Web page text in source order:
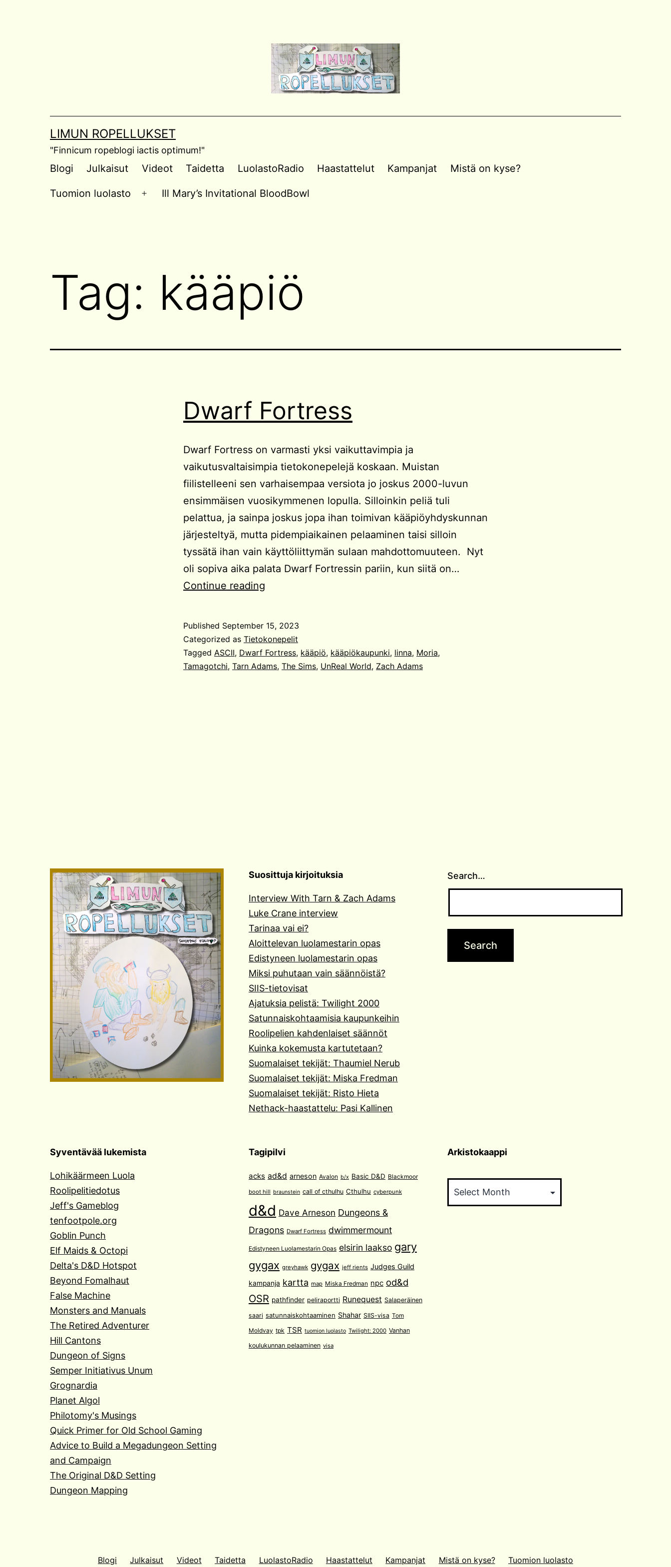
LIMUN ROPELLUKSET
"Finnicum ropeblogi iactis optimum!"
Blogi Julkaisut Videot Taidetta LuolastoRadio Haastattelut Kampanjat Mistä on kyse?
Tuomion luolasto
Open
Ill Mary’s Invitational BloodBowl
Tag: kääpiö
Dwarf Fortress
Dwarf Fortress on varmasti yksi vaikuttavimpia ja
vaikutusvaltaisimpia tietokonepelejä koskaan. Muistan
fiilistelleeni sen varhaisempaa versiota jo joskus 2000-luvun
ensimmäisen vuosikymmenen lopulla. Silloinkin peliä tuli
pelattua, ja sainpa joskus jopa ihan toimivan kääpiöyhdyskunnan
järjesteltyä, mutta pidempiaikainen pelaaminen taisi silloin
tyssätä ihan vain käyttöliittymän sulaan mahdottomuuteen. Nyt
oli sopiva aika palata Dwarf Fortressin pariin, kun siitä on…
Continue reading
Published September 15, 2023
Categorized as Tietokonepelit
Tagged ASCII, Dwarf Fortress, kääpiö, kääpiökaupunki, linna, Moria,
Tamagotchi, Tarn Adams, The Sims, UnReal World, Zach Adams
Suosittuja kirjoituksia
Interview With Tarn & Zach Adams
Luke Crane interview
Tarinaa vai ei?
Aloittelevan luolamestarin opas
Edistyneen luolamestarin opas
Miksi puhutaan vain säännöistä?
SIIS-tietovisat
Ajatuksia pelistä: Twilight 2000
Satunnaiskohtaamisia kaupunkeihin
Roolipelien kahdenlaiset säännöt
Kuinka kokemusta kartutetaan?
Suomalaiset tekijät: Thaumiel Nerub
Suomalaiset tekijät: Miska Fredman
Suomalaiset tekijät: Risto Hieta
Nethack-haastattelu: Pasi Kallinen
Search…
Syventävää lukemista
Lohikäärmeen Luola
Roolipelitiedotus
Jeff's Gameblog
tenfootpole.org
Goblin Punch
Elf Maids & Octopi
Delta's D&D Hotspot
Beyond Fomalhaut
False Machine
Monsters and Manuals
The Retired Adventurer
Hill Cantons
Dungeon of Signs
Semper Initiativus Unum
Grognardia
Planet Algol
Philotomy's Musings
Quick Primer for Old School Gaming
Advice to Build a Megadungeon Setting
and Campaign
The Original D&D Setting
Dungeon Mapping
Tagipilvi
acks ad&d arneson Avalon b/x Basic D&D Blackmoor
boot hill braunstein call of cthulhu Cthulhu cyberpunk
d&d Dave Arneson Dungeons &
Dragons Dwarf Fortress dwimmermount
Edistyneen Luolamestarin Opas elsirin laakso gary
gygax greyhawk gygax jeff rients Judges Guild
kampanja kartta map Miska Fredman npc od&d
OSR pathfinder peliraportti Runequest Salaperäinen
saari satunnaiskohtaaminen Shahar SIIS-visa Tom
Moldvay tpk TSR tuomion luolasto Twilight: 2000 Vanhan
koulukunnan pelaaminen visa
Arkistokaappi
Blogi Julkaisut Videot Taidetta LuolastoRadio Haastattelut Kampanjat Mistä on kyse? Tuomion luolasto